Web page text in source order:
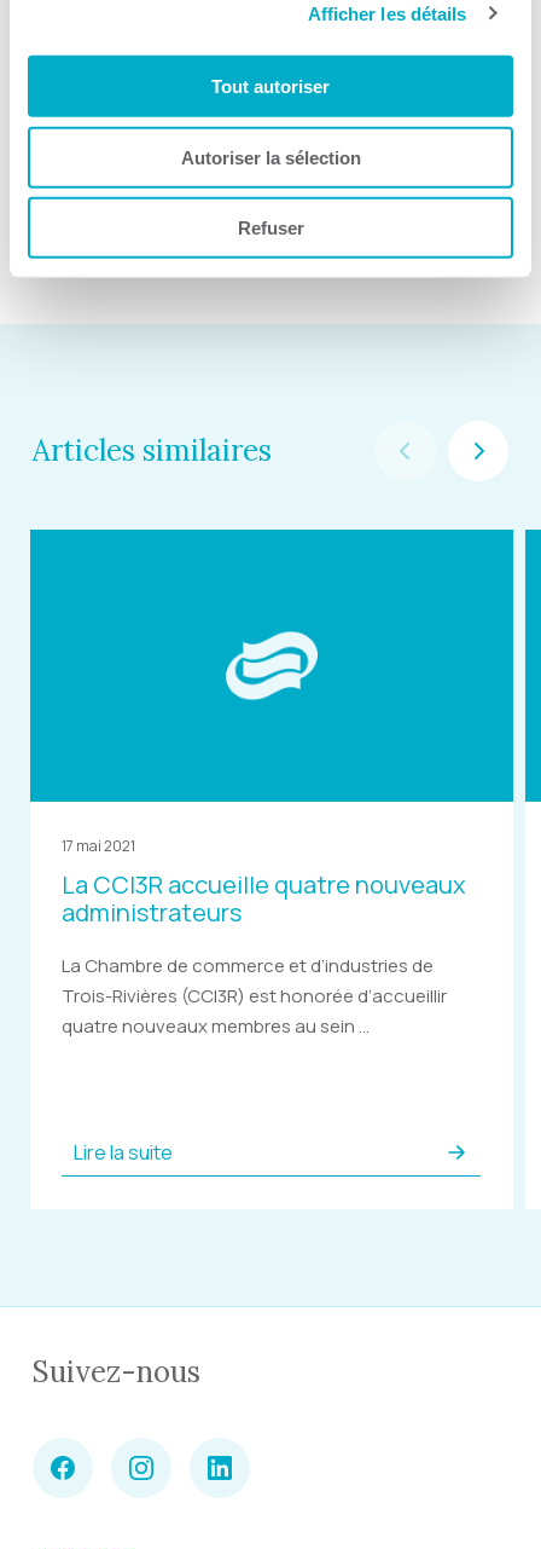
Afficher les détails
Tout autoriser
Autoriser la sélection
Refuser
novateurs et une expérience riche dans le réseau des
événements en présence, ainsi que des célébrations
entourant le 140eanniversaire de l’organisation.
Articles similaires
17 mai 2021
La CCI3R accueille quatre nouveaux
administrateurs
La Chambre de commerce et d’industries de
Trois-Rivières (CCI3R) est honorée d’accueillir
quatre nouveaux membres au sein ...
Lire la suite
Suivez-nous